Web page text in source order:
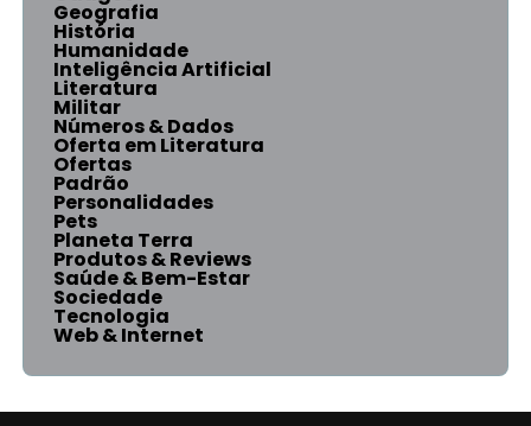
Geografia
História
Humanidade
Inteligência Artificial
Literatura
Militar
Números & Dados
Oferta em Literatura
Ofertas
Padrão
Personalidades
Pets
Planeta Terra
Produtos & Reviews
Saúde & Bem-Estar
Sociedade
Tecnologia
Web & Internet